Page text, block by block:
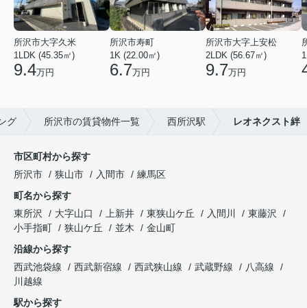
所沢市大字久米
1LDK (45.35㎡)
9.4万円
所沢市寿町
1K (22.00㎡)
6.7万円
所沢市大字上安松
2LDK (56.67㎡)
9.7万円
グ 所沢市の賃貸物件一覧 西所沢駅 レオネクスト絆
市区町村から探す
所沢市
狭山市 入間市
練馬区
町名から探す
東所沢
大字山口 上新井 東狭山ケ丘 入間川
東藤沢
小手指町
狭山ケ丘 並木
金山町
沿線から探す
西武池袋線
西武新宿線 西武狭山線 武蔵野線
八高線
川越線
駅から探す